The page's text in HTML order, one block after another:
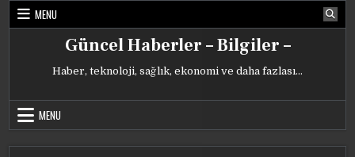
Skip
MENU
Güncel Haberler – Bilgiler –
Haber, teknoloji, sağlık, ekonomi ve daha fazlası…
MENU